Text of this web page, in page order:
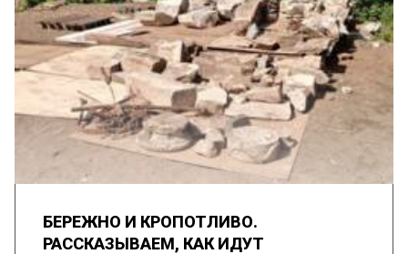
БЕРЕЖНО И КРОПОТЛИВО.
РАССКАЗЫВАЕМ, КАК ИДУТ